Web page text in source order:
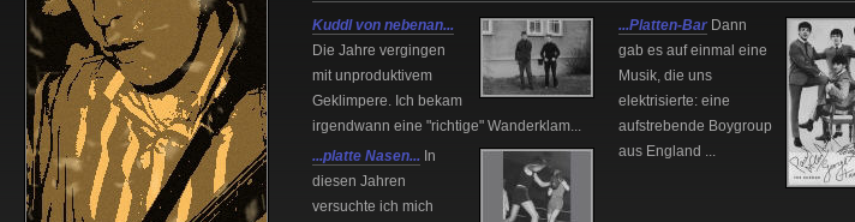
Kuddl von nebenan...
Die Jahre vergingen
mit unproduktivem
Geklimpere. Ich bekam
irgendwann eine "richtige" Wanderklam...
...platte Nasen... In
diesen Jahren
versuchte ich mich
...Platten-Bar Dann
gab es auf einmal eine
Musik, die uns
elektrisierte: eine
aufstrebende Boygroup
aus England ...